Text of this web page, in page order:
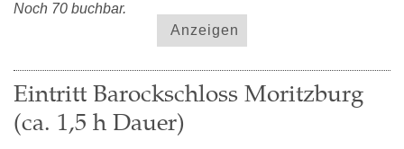
Noch 70 buchbar.
Anzeigen
Eintritt Barockschloss Moritzburg
(ca. 1,5 h Dauer)